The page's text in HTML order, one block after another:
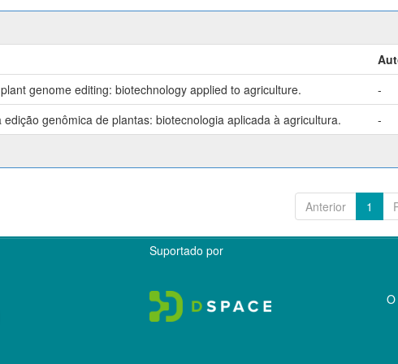
genome editing: biotechnology applied to agriculture.
-
edição genômica de plantas: biotecnologia aplicada à agricultura.
-
Anterior 1
Suportado por